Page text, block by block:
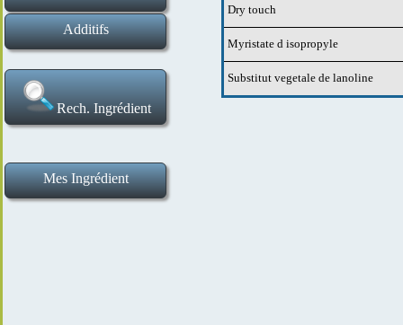
Emulsifiants H E et E H
Additifs
Rech. Ingrédient
Mes Ingrédient
Dry touch
Myristate d isopropyle
Substitut vegetale de lanoline